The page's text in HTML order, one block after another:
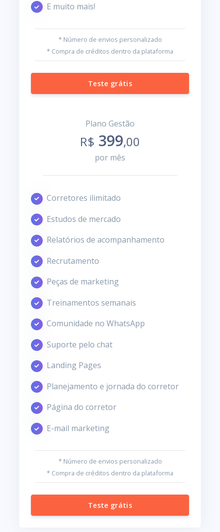
E muito mais!
* Número de envios personalizado
* Compra de créditos dentro da plataforma
Teste grátis
Plano Gestão
R$ 399,00
por mês
Corretores ilimitado
Estudos de mercado
Relatórios de acompanhamento
Recrutamento
Peças de marketing
Treinamentos semanais
Comunidade no WhatsApp
Suporte pelo chat
Landing Pages
Planejamento e jornada do corretor
Página do corretor
E-mail marketing
* Número de envios personalizado
* Compra de créditos dentro da plataforma
Teste grátis